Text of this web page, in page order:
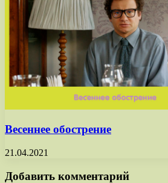
Весеннее обострение
21.04.2021
Добавить комментарий